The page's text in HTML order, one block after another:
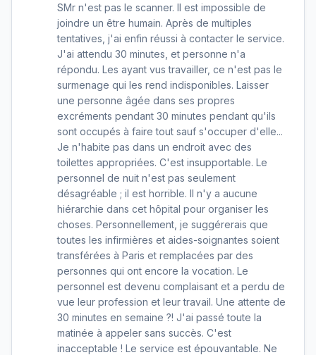
SMr n'est pas le scanner. Il est impossible de
joindre un être humain. Après de multiples
tentatives, j'ai enfin réussi à contacter le service.
J'ai attendu 30 minutes, et personne n'a
répondu. Les ayant vus travailler, ce n'est pas le
surmenage qui les rend indisponibles. Laisser
une personne âgée dans ses propres
excréments pendant 30 minutes pendant qu'ils
sont occupés à faire tout sauf s'occuper d'elle...
Je n'habite pas dans un endroit avec des
toilettes appropriées. C'est insupportable. Le
personnel de nuit n'est pas seulement
désagréable ; il est horrible. Il n'y a aucune
hiérarchie dans cet hôpital pour organiser les
choses. Personnellement, je suggérerais que
toutes les infirmières et aides-soignantes soient
transférées à Paris et remplacées par des
personnes qui ont encore la vocation. Le
personnel est devenu complaisant et a perdu de
vue leur profession et leur travail. Une attente de
30 minutes en semaine ?! J'ai passé toute la
matinée à appeler sans succès. C'est
inacceptable ! Le service est épouvantable. Ne